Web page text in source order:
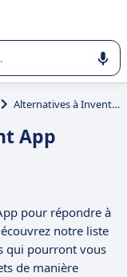
la sélection de
Alternatives à Invent App
App
pour répondre à
notre liste
qui pourront vous
de manière